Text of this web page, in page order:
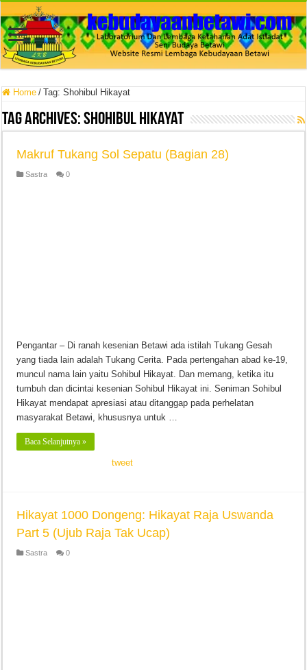
Home / Tag:Shohibul Hikayat
Tag Archives:Shohibul Hikayat
Makruf Tukang Sol Sepatu (Bagian 28)
Sastra 0
Pengantar – Di ranah kesenian Betawi ada istilah Tukang Gesah
yang tiada lain adalah Tukang Cerita. Pada pertengahan abad ke-19,
muncul nama lain yaitu Sohibul Hikayat. Dan memang, ketika itu
tumbuh dan dicintai kesenian Sohibul Hikayat ini. Seniman Sohibul
Hikayat mendapat apresiasi atau ditanggap pada perhelatan
masyarakat Betawi, khususnya untuk …
Baca Selanjutnya »
tweet
Hikayat 1000 Dongeng: Hikayat Raja Uswanda
Part 5 (Ujub Raja Tak Ucap)
Sastra 0